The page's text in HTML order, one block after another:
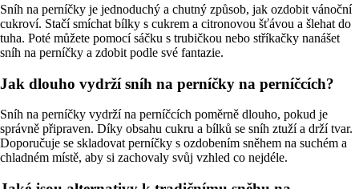
Sníh na perníčky je jednoduchý a chutný způsob, jak ozdobit vánoční
cukroví. Stačí smíchat bílky s cukrem a citronovou šťávou a šlehat do
tuha. Poté můžete pomocí sáčku s trubičkou nebo stříkačky nanášet
sníh na perníčky a zdobit podle své fantazie.
Jak dlouho vydrží sníh na perníčky na perníčcích?
Sníh na perníčky vydrží na perníčcích poměrně dlouho, pokud je
správně připraven. Díky obsahu cukru a bílků se sníh ztuží a drží tvar.
Doporučuje se skladovat perníčky s ozdobením sněhem na suchém a
chladném místě, aby si zachovaly svůj vzhled co nejdéle.